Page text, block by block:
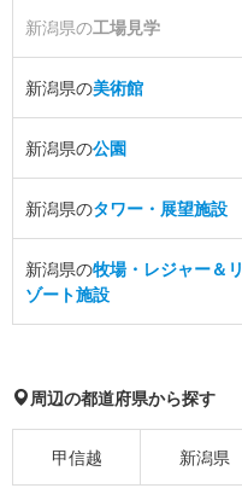
新潟県の工場見学
新潟県の美術館
新潟県の公園
新潟県のタワー・展望施設
新潟県の牧場・レジャー＆リ
ゾート施設
周辺の都道府県から探す
甲信越 新潟県